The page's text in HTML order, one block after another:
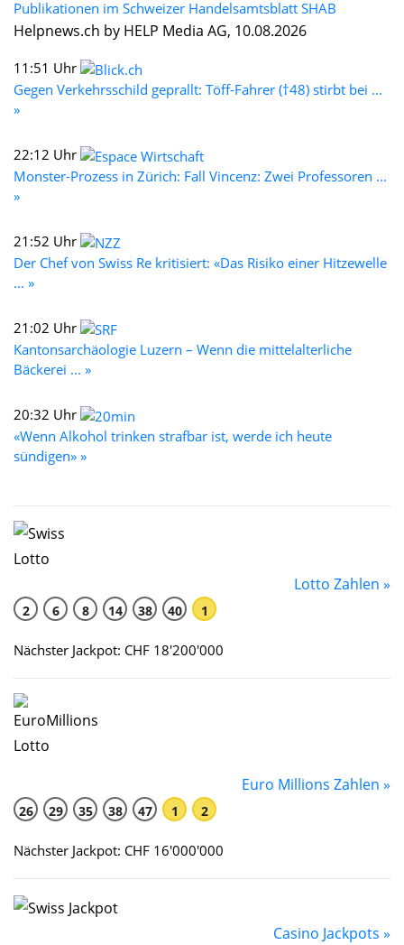
Publikationen im Schweizer Handelsamtsblatt SHAB
Helpnews.ch by HELP Media AG, 10.08.2026
11:51 Uhr
Gegen Verkehrsschild geprallt: Töff-Fahrer (†48) stirbt bei ...
»
22:12 Uhr
Monster-Prozess in Zürich: Fall Vincenz: Zwei Professoren ...
»
21:52 Uhr
Der Chef von Swiss Re kritisiert: «Das Risiko einer Hitzewelle
... »
21:02 Uhr
Kantonsarchäologie Luzern – Wenn die mittelalterliche
Bäckerei ... »
20:32 Uhr
«Wenn Alkohol trinken strafbar ist, werde ich heute
sündigen» »
Lotto Zahlen »
2 6 8 14 38 40 1
Nächster Jackpot: CHF 18'200'000
Euro Millions Zahlen »
26 29 35 38 47 1 2
Nächster Jackpot: CHF 16'000'000
Casino Jackpots »